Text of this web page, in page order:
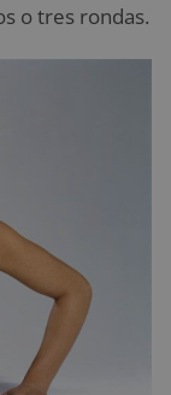
o tres rondas.